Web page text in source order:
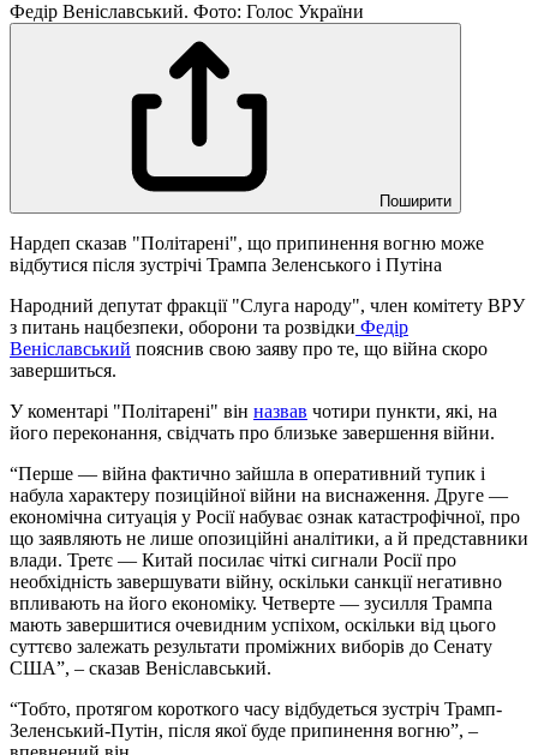
Федір Веніславський. Фото: Голос України
Поширити
Нардеп сказав "Політарені", що припинення вогню може
відбутися після зустрічі Трампа Зеленського і Путіна
Народний депутат фракції "Слуга народу", член комітету ВРУ
з питань нацбезпеки, оборони та розвідки Федір
Веніславський пояснив свою заяву про те, що війна скоро
завершиться.
У коментарі "Політарені" він назвав чотири пункти, які, на
його переконання, свідчать про близьке завершення війни.
“Перше — війна фактично зайшла в оперативний тупик і
набула характеру позиційної війни на виснаження. Друге —
економічна ситуація у Росії набуває ознак катастрофічної, про
що заявляють не лише опозиційні аналітики, а й представники
влади. Третє — Китай посилає чіткі сигнали Росії про
необхідність завершувати війну, оскільки санкції негативно
впливають на його економіку. Четверте — зусилля Трампа
мають завершитися очевидним успіхом, оскільки від цього
суттєво залежать результати проміжних виборів до Сенату
США”, – сказав Веніславський.
“Тобто, протягом короткого часу відбудеться зустріч Трамп-
Зеленський-Путін, після якої буде припинення вогню”, –